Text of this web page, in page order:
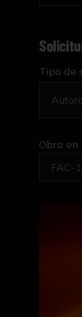
Tipo de
Obra
FAC-